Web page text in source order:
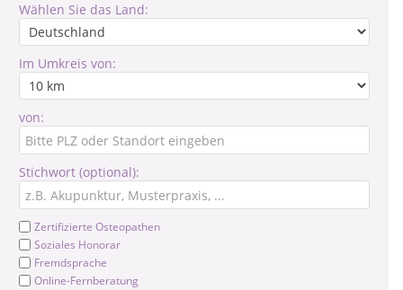
Wählen Sie das Land:
Im Umkreis von:
von:
Stichwort (optional):
Zertifizierte Osteopathen
Soziales Honorar
Fremdsprache
Online-Fernberatung